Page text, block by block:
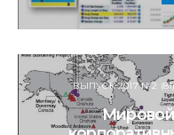
ВЫПУСК 2017 №2